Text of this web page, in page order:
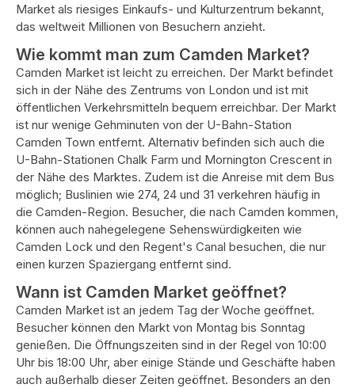
Market als riesiges Einkaufs- und Kulturzentrum bekannt,
das weltweit Millionen von Besuchern anzieht.
Wie kommt man zum Camden Market?
Camden Market ist leicht zu erreichen. Der Markt befindet
sich in der Nähe des Zentrums von London und ist mit
öffentlichen Verkehrsmitteln bequem erreichbar. Der Markt
ist nur wenige Gehminuten von der U-Bahn-Station
Camden Town entfernt. Alternativ befinden sich auch die
U-Bahn-Stationen Chalk Farm und Mornington Crescent in
der Nähe des Marktes. Zudem ist die Anreise mit dem Bus
möglich; Buslinien wie 274, 24 und 31 verkehren häufig in
die Camden-Region. Besucher, die nach Camden kommen,
können auch nahegelegene Sehenswürdigkeiten wie
Camden Lock und den Regent's Canal besuchen, die nur
einen kurzen Spaziergang entfernt sind.
Wann ist Camden Market geöffnet?
Camden Market ist an jedem Tag der Woche geöffnet.
Besucher können den Markt von Montag bis Sonntag
genießen. Die Öffnungszeiten sind in der Regel von 10:00
Uhr bis 18:00 Uhr, aber einige Stände und Geschäfte haben
auch außerhalb dieser Zeiten geöffnet. Besonders an den